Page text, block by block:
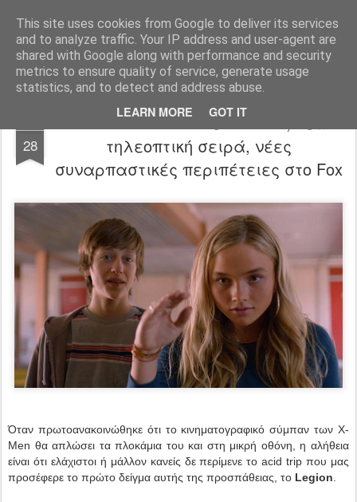
This site uses cookies from Google to deliver its services
and to analyze traffic. Your IP address and user-agent are
shared with Google along with performance and security
metrics to ensure quality of service, generate usage
statistics, and to detect and address abuse.
LEARN MORE GOT IT
FilmBoy
28
The Gifted trailer: Νέοι X-Men, νέα
τηλεοπτική σειρά, νέες
συναρπαστικές περιπέτειες στο Fox
Όταν πρωτοανακοινώθηκε ότι το κινηματογραφικό σύμπαν των X-
Men θα απλώσει τα πλοκάμια του και στη μικρή οθόνη, η αλήθεια
είναι ότι ελάχιστοι ή μάλλον κανείς δε περίμενε το acid trip που μας
προσέφερε το πρώτο δείγμα αυτής της προσπάθειας, το Legion